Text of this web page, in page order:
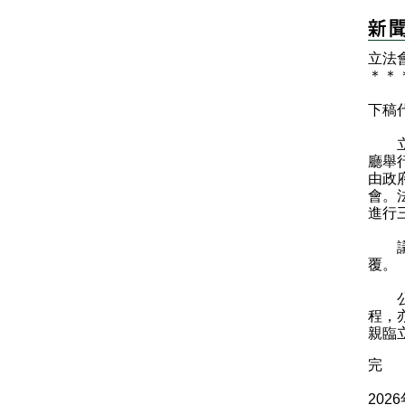
立法
＊
＊
下稿
立
廳舉
由政
會。
進行
議
覆。
公
程，
親臨
完
2026